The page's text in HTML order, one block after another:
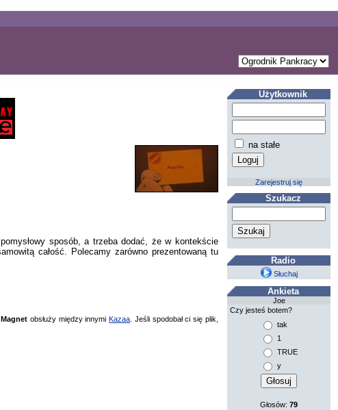
sposób, a trzeba dodać, że w kontekście
całość. Polecamy zarówno prezentowaną tu
Magnet obsłuży między innymiKazaa . Jeśli spodobał ci się plik,
Użytkownik
na stałe
Zarejestruj się
Szukacz
Radio
Słuchaj
Ankieta
Joe
Czy jesteś botem?
tak
1
TRUE
y
Głosów:79